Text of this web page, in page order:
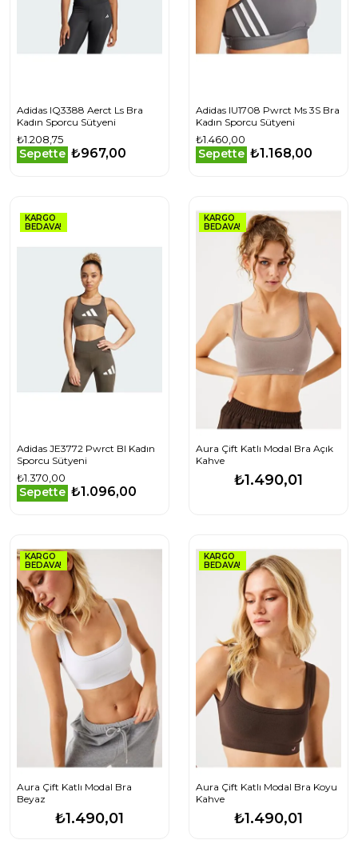
Adidas IQ3388 Aerct Ls Bra
Kadın Sporcu Sütyeni
₺1.208,75
Sepette ₺967,00
Adidas IU1708 Pwrct Ms 3S Bra
Kadın Sporcu Sütyeni
₺1.460,00
Sepette ₺1.168,00
KARGO
BEDAVA!
Adidas JE3772 Pwrct Bl Kadın
Sporcu Sütyeni
₺1.370,00
Sepette ₺1.096,00
KARGO
BEDAVA!
Aura Çift Katlı Modal Bra Açık
Kahve
₺1.490,01
KARGO
BEDAVA!
Aura Çift Katlı Modal Bra
Beyaz
₺1.490,01
KARGO
BEDAVA!
Aura Çift Katlı Modal Bra Koyu
Kahve
₺1.490,01